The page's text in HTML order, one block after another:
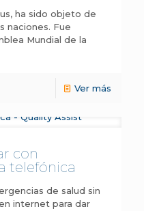
ha sido objeto de
naciones. Fue
Mundial de la
Ver más
con
telefónica
de salud sin
internet para dar